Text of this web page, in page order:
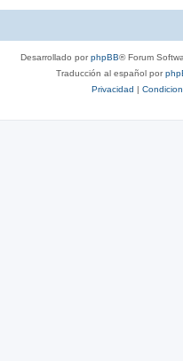
Desarrollado porphpBB® Forum
Traducción al español por
Privacidad |